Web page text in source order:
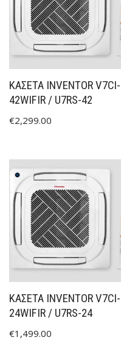
ΚΑΣΕΤΑ INVENTOR V7CI-
42WIFIR / U7RS-42
€2,299.00
ΚΑΣΕΤΑ INVENTOR V7CI-
24WIFIR / U7RS-24
€1,499.00